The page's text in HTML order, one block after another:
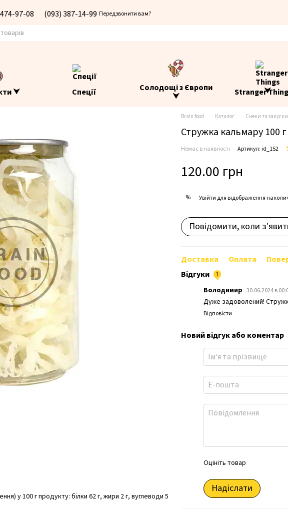
97-08 (093) 387-14-99 Передзвонити вам?
⮟ Спеції
Солодощі з Європи
⮟
Stranger
у 100 г продукту: білки 62 г, жири 2 г, вуглеводи 5
Brain food Каталог Снеки та закуски
Стружка кальмару 100 г
Немає в наявності Артикул: id_152
120.00 грн
% Увійтидля відображення
Повідомити, коли
Доставка Оплата
Відгуки
1
Володимир 30.06.2024 в
Дуже задоволений!
Відповісти
Новий відгук або коментар
Оцініть товар
Надіслати